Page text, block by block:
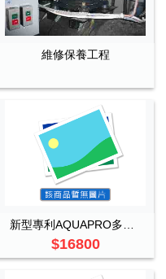
維修保養工程
$16800